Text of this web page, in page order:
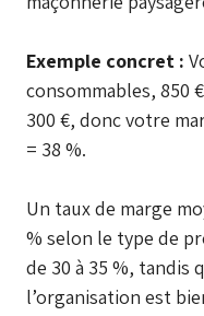
Exemple concret :
consommables, 850
300 €, donc votre
= 38 %.
Un taux de marge
% selon le type de
de 30 à 35 %, tandis
l’organisation est